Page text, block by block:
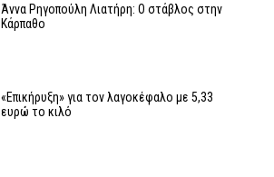
Άννα Ρηγοπούλη Λιατήρη: Ο στάβλος στην
Κάρπαθο
«Επικήρυξη» για τον λαγοκέφαλο με 5,33
ευρώ το κιλό